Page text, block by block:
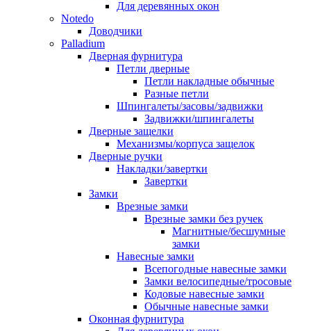
Для деревянных окон
Notedo
Доводчики
Palladium
Дверная фурнитура
Петли дверные
Петли накладные обычные
Разные петли
Шпингалеты/засовы/задвижки
Задвижки/шпингалеты
Дверные защелки
Механизмы/корпуса защелок
Дверные ручки
Накладки/завертки
Завертки
Замки
Врезные замки
Врезные замки без ручек
Магнитные/бесшумные
замки
Навесные замки
Всепогодные навесные замки
Замки велосипедные/тросовые
Кодовые навесные замки
Обычные навесные замки
Оконная фурнитура